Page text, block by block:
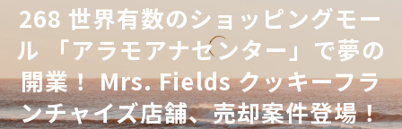
268 世界有数のショッピングモー
ル 「アラモアナセンター」で夢の
開業！ Mrs. Fields クッキーフラ
ンチャイズ店舗、売却案件登場！